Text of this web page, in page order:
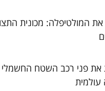
המולטיפלה: מכונית